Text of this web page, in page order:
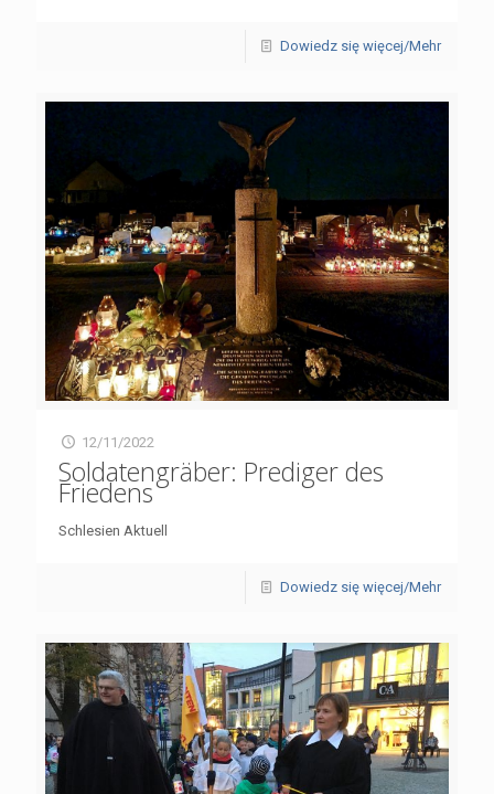
Dowiedz się więcej/Mehr
12/11/2022
Soldatengräber: Prediger des
Friedens
Schlesien Aktuell
Dowiedz się więcej/Mehr